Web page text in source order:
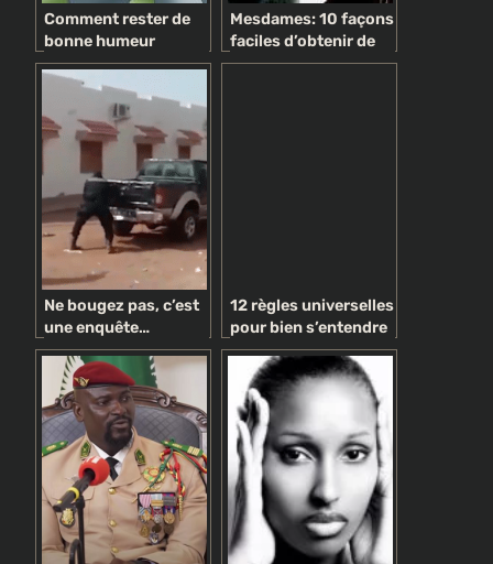
Comment rester de
bonne humeur
Mesdames: 10 façons
faciles d’obtenir de
l’argent de votre
Ne bougez pas, c’est
une enquête…
politique !
12 règles universelles
pour bien s’entendre
avec ses collègue